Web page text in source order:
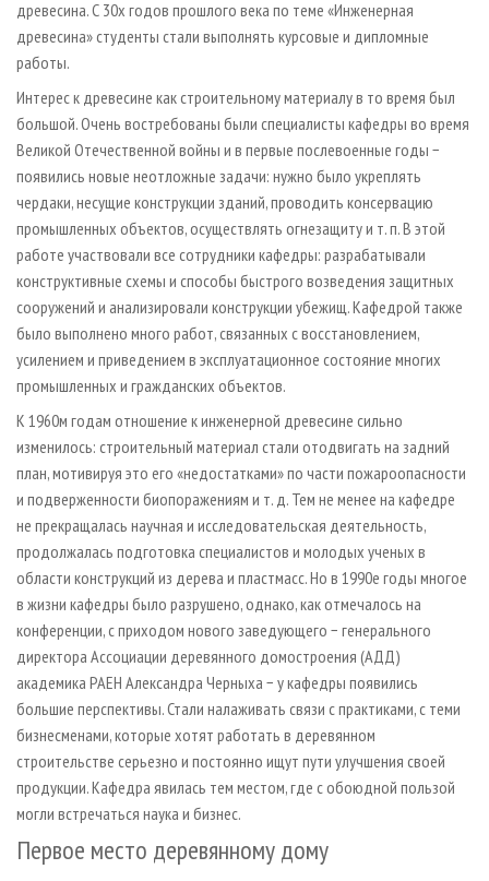
древесина. С 30­х годов прошлого века по теме «Инженерная
древесина» студенты стали выполнять курсовые и дипломные
работы.
Интерес к древесине как строительному материалу в то время был
большой. Очень востребованы были специалисты кафедры во время
Великой Отечественной войны и в первые послевоенные годы −
появились новые неотложные задачи: нужно было укреплять
чердаки, несущие конструкции зданий, проводить консервацию
промышленных объектов, осуществлять огнезащиту и т. п. В этой
работе участвовали все сотрудники кафедры: разрабатывали
конструктивные схемы и способы быстрого возведения защитных
сооружений и анализировали конструкции убежищ. Кафедрой также
было выполнено много работ, связанных с восстановлением,
усилением и приведением в эксплуатационное состояние многих
промышленных и гражданских объектов.
К 1960­м годам отношение к инженерной древесине сильно
изменилось: строительный материал стали отодвигать на задний
план, мотивируя это его «недостатками» по части пожароопасности
и подверженности биопоражениям и т. д. Тем не менее на кафедре
не прекращалась научная и исследовательская деятельность,
продолжалась подготовка специалистов и молодых ученых в
области конструкций из дерева и пластмасс. Но в 1990­е годы многое
в жизни кафедры было разрушено, однако, как отмечалось на
конференции, с приходом нового заведующего − генерального
директора Ассоциации деревянного домостроения (АДД)
академика РАЕН Александра Черныха − у кафедры появились
большие перспективы. Стали налаживать связи с практиками, с теми
бизнесменами, которые хотят работать в деревянном
строительстве серьезно и постоянно ищут пути улучшения своей
продукции. Кафедра явилась тем местом, где с обоюдной пользой
могли встречаться наука и бизнес.
Первое место деревянному дому